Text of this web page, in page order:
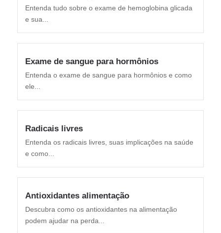
Entenda tudo sobre o exame de hemoglobina glicada
e sua...
Exame de sangue para hormônios
Entenda o exame de sangue para hormônios e como
ele...
Radicais livres
Entenda os radicais livres, suas implicações na saúde
e como...
Antioxidantes alimentação
Descubra como os antioxidantes na alimentação
podem ajudar na perda...